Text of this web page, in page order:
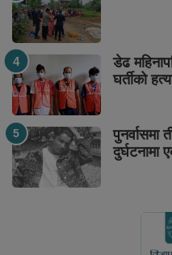
डेढ
घर्तीको
पुनर्वासमा
दुर्घटनामा